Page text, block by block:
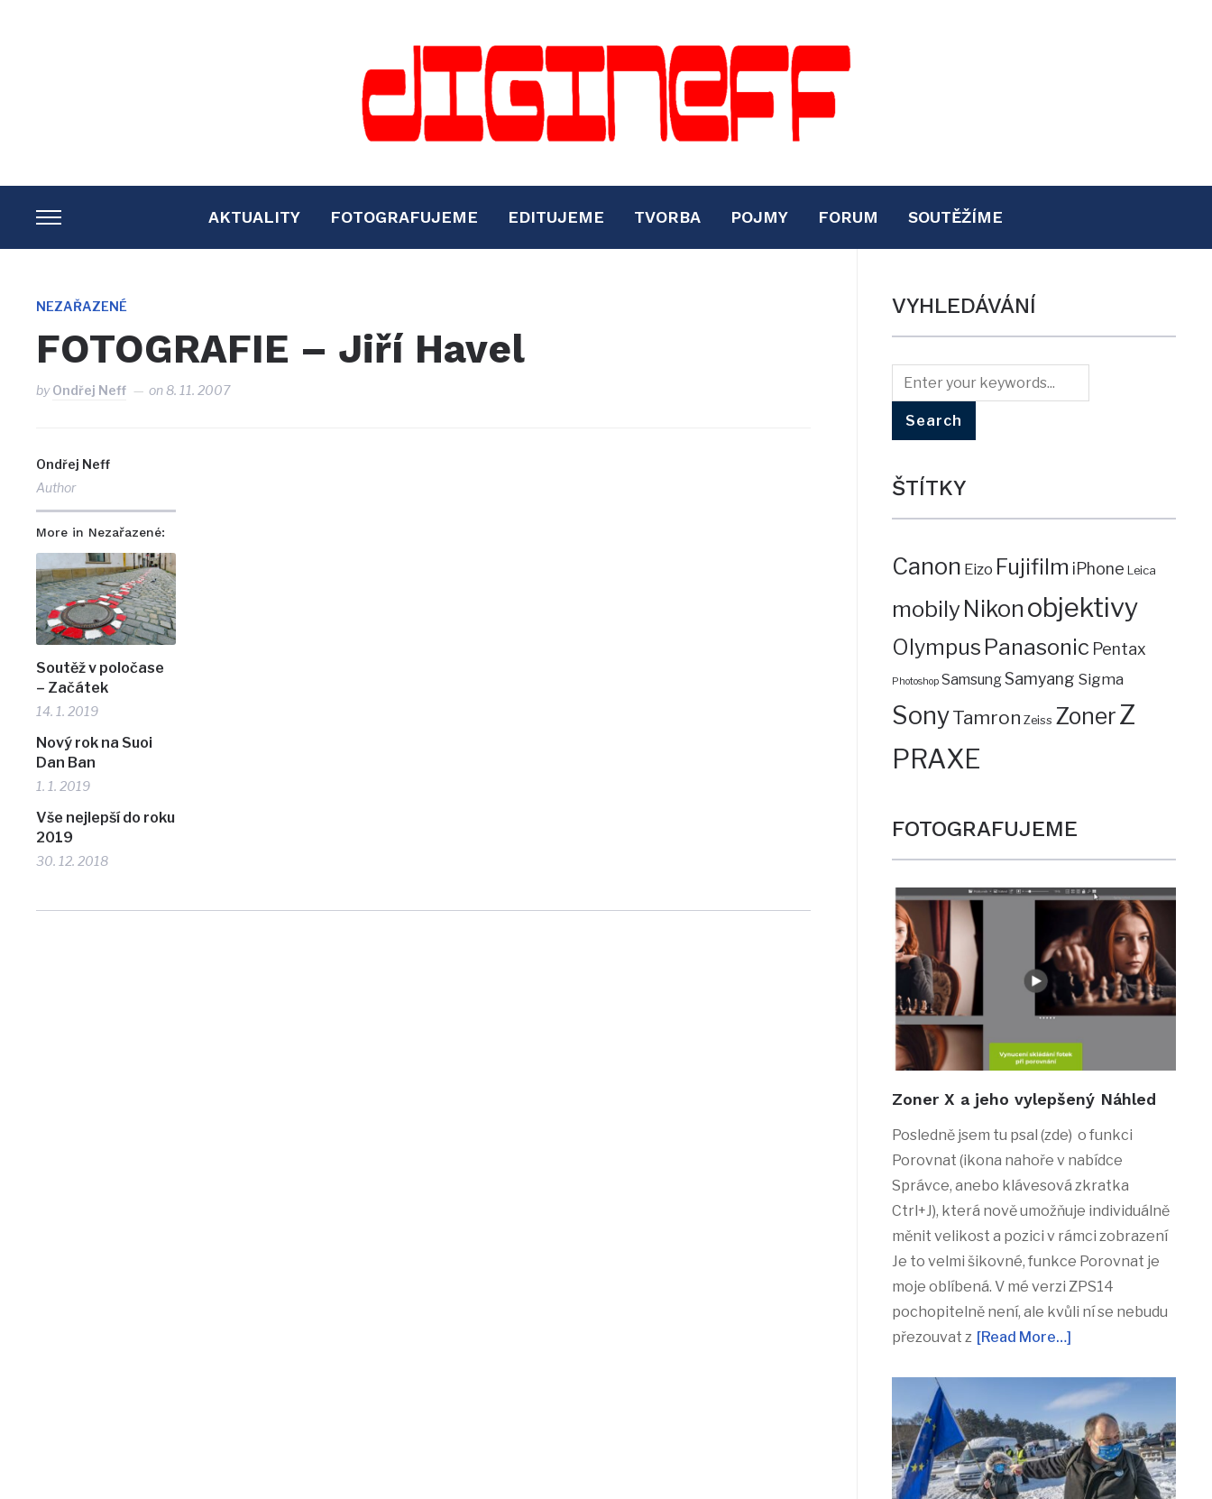
TOGGLE
SIDEBAR
NAVIGATION
AKTUALITY FOTOGRAFUJEME EDITUJEME TVORBA POJMY FORUM SOUTĚŽÍME
NEZAŘAZENÉ
FOTOGRAFIE – Jiří Havel
byOndřej Neff on8. 11. 2007
Ondřej Neff
Author
More in Nezařazené:
Soutěž v poločase
– Začátek
14. 1. 2019
Nový rok na Suoi
Dan Ban
1. 1. 2019
Vše nejlepší do roku
2019
30. 12. 2018
VYHLEDÁVÁNÍ
ŠTÍTKY
Canon Eizo Fujifilm iPhone Leica
mobilyNikon objektivy
Olympus Panasonic Pentax
Photoshop SamsungSamyang Sigma
SonyTamron Zeiss ZonerZ
PRAXE
FOTOGRAFUJEME
Zoner X a jeho vylepšený Náhled
Posledně jsem tu psal (zde) o funkci
Porovnat (ikona nahoře v nabídce
Správce, anebo klávesová zkratka
Ctrl+J), která nově umožňuje individuálně
měnit velikost a pozici v rámci zobrazení
Je to velmi šikovné, funkce Porovnat je
moje oblíbená. V mé verzi ZPS14
pochopitelně není, ale kvůli ní se nebudu
přezouvat z [Read More…]